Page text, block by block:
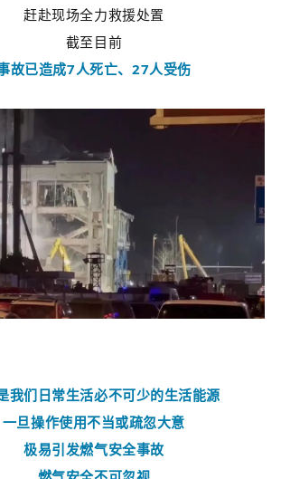
赶赴现场全力救援处置
截至目前
故已造成7人死亡、27人受伤
我们日常生活必不可少的生活能源
一旦操作使用不当或疏忽大意
极易引发燃气安全事故